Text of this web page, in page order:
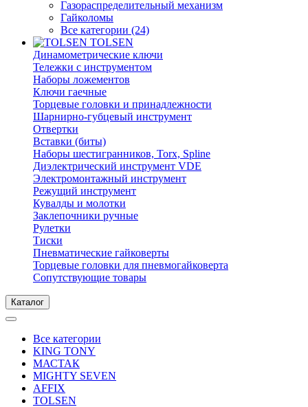
Газораспределительный механизм
Гайколомы
Все категории (24)
TOLSEN
Динамометрические ключи
Тележки с инструментом
Наборы ложементов
Ключи гаечные
Торцевые головки и принадлежности
Шарнирно-губцевый инструмент
Отвертки
Вставки (биты)
Наборы шестигранников, Torx, Spline
Диэлектрический инструмент VDE
Электромонтажный инструмент
Режущий инструмент
Кувалды и молотки
Заклепочники ручные
Рулетки
Тиски
Пневматические гайковерты
Торцевые головки для пневмогайковерта
Сопутствующие товары
Каталог
Все категории
KING TONY
МАСТАК
MIGHTY SEVEN
AFFIX
TOLSEN